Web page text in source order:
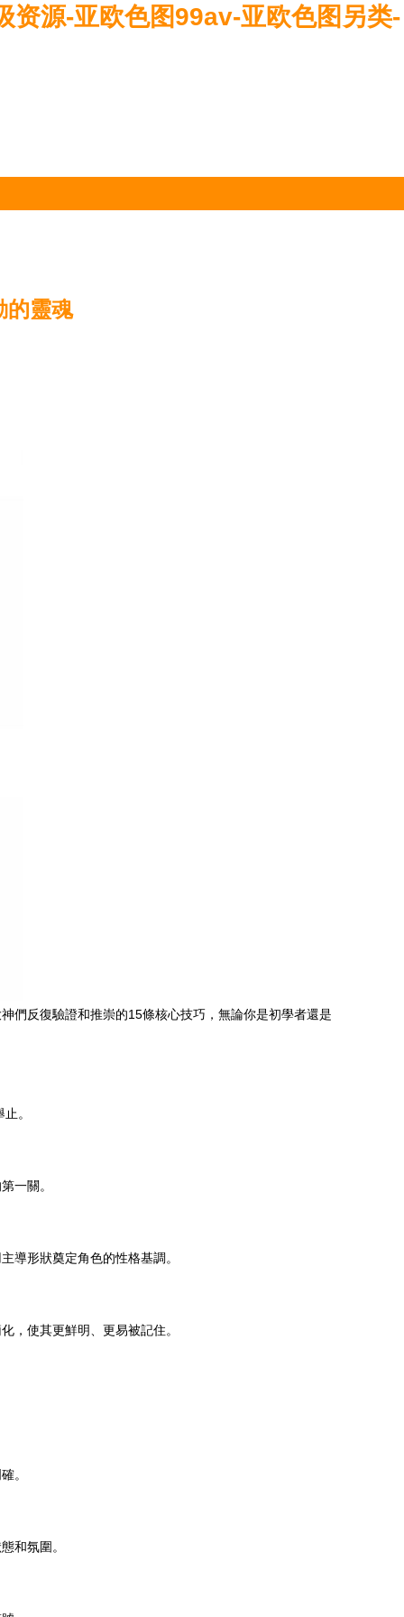
资源-亚欧色图99av-亚欧色图另类-
的靈魂
們反復驗證和推崇的15條核心技巧，無論你是初學者還是
。
一關。
導形狀奠定角色的性格基調。
，使其更鮮明、更易被記住。
。
和氛圍。